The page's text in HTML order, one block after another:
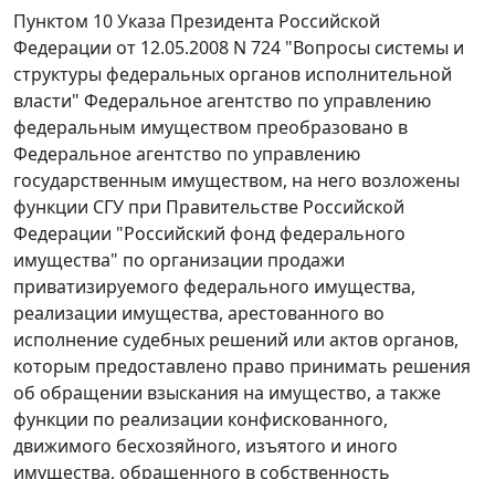
Пунктом 10Указа Президента Российской
Федерации от 12.05.2008 N 724 "Вопросы системы и
структуры федеральных органов исполнительной
власти" Федеральное агентство по управлению
федеральным имуществом преобразовано в
Федеральное агентство по управлению
государственным имуществом, на него возложены
функции СГУ при Правительстве Российской
Федерации "Российский фонд федерального
имущества" по организации продажи
приватизируемого федерального имущества,
реализации имущества, арестованного во
исполнение судебных решений или актов органов,
которым предоставлено право принимать решения
об обращении взыскания на имущество, а также
функции по реализации конфискованного,
движимого бесхозяйного, изъятого и иного
имущества, обращенного в собственность